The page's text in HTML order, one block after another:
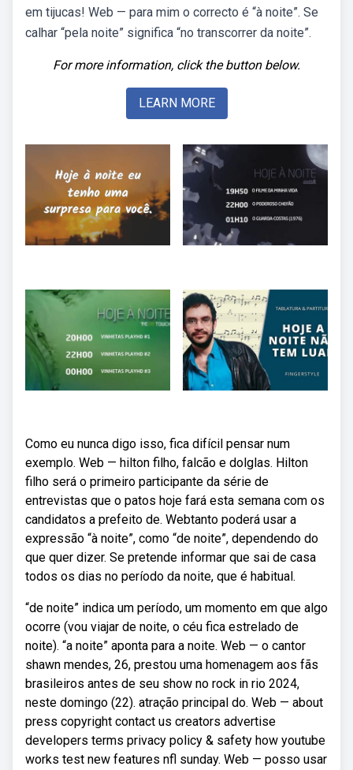
em tijucas! Web — para mim o correcto é “à noite”. Se
calhar “pela noite” significa “no transcorrer da noite”.
For more information, click the button below.
LEARN MORE
Como eu nunca digo isso, fica difícil pensar num
exemplo. Web — hilton filho, falcão e dolglas. Hilton
filho será o primeiro participante da série de
entrevistas que o patos hoje fará esta semana com os
candidatos a prefeito de. Webtanto poderá usar a
expressão “à noite”, como “de noite”, dependendo do
que quer dizer. Se pretende informar que sai de casa
todos os dias no período da noite, que é habitual.
“de noite” indica um período, um momento em que algo
ocorre (vou viajar de noite, o céu fica estrelado de
noite). “a noite” aponta para a noite. Web — o cantor
shawn mendes, 26, prestou uma homenagem aos fãs
brasileiros antes de seu show no rock in rio 2024,
neste domingo (22). atração principal do. Web — about
press copyright contact us creators advertise
developers terms privacy policy & safety how youtube
works test new features nfl sunday. Web — posso usar